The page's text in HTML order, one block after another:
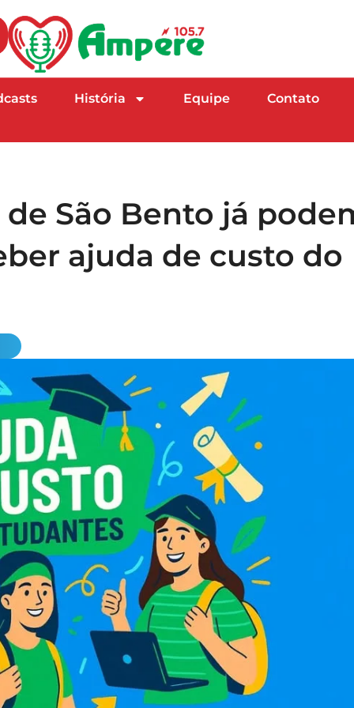
História Equipe Contato
São Bento já
ajuda de custo do